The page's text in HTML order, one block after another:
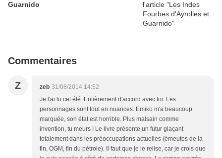
Guarnido
Commentaires
Z zeb 31/08/2014 14:52
Je l'ai lu cet été. Entièrement d'accord avec toi. Les
personnages sont tout en nuances. Emiko m'a beaucoup
marquée, son état est horrible. Plus malsain comme
invention, tu meurs ! Le livre présente un futur glaçant
totalement dans les préoccupations actuelles (émeutes de la
fin, OGM, fin du pétrole). Il faut que je le relise, car je crois que